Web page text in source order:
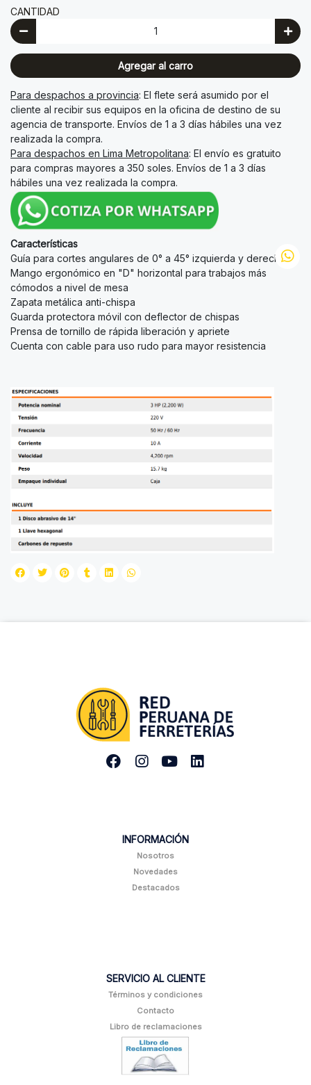
CANTIDAD
Agregar al carro
Para despachos a provincia: El flete será asumido por el
cliente al recibir sus equipos en la oficina de destino de su
agencia de transporte. Envíos de 1 a 3 días hábiles una vez
realizada la compra.
Para despachos en Lima Metropolitana: El envío es gratuito
para compras mayores a 350 soles. Envíos de 1 a 3 días
hábiles una vez realizada la compra.
Características
Guía para cortes angulares de 0° a 45° izquierda y derecha
Mango ergonómico en "D" horizontal para trabajos más
cómodos a nivel de mesa
Zapata metálica anti-chispa
Guarda protectora móvil con deflector de chispas
Prensa de tornillo de rápida liberación y apriete
Cuenta con cable para uso rudo para mayor resistencia
INFORMACIÓN
Nosotros
Novedades
Destacados
SERVICIO AL CLIENTE
Términos y condiciones
Contacto
Libro de reclamaciones